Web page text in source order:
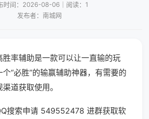
时间：2026-08-06｜阅读：1
发布者：南城网
胜率辅助是一款可以让一直输的玩
“必胜”的输赢辅助神器，有需要的
道获取使用。
搜索申请 549552478 进群获取软